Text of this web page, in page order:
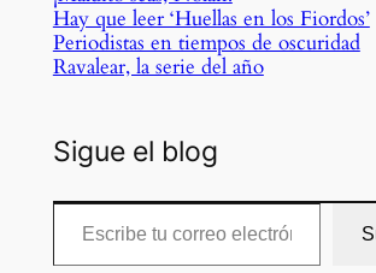
Hay que leer ‘Huellas en los Fiordos’
Periodistas en tiempos de oscuridad
Ravalear, la serie del año
Sigue el blog
Escribe tu correo electrónico…